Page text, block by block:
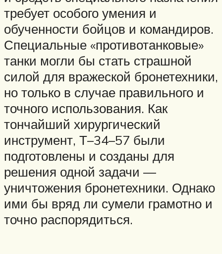
требует особого умения и
обученности бойцов и командиров.
Специальные «противотанковые»
танки могли бы стать страшной
силой для вражеской бронетехники,
но только в случае правильного и
точного использования. Как
тончайший хирургический
инструмент, Т–34–57 были
подготовлены и созданы для
решения одной задачи —
уничтожения бронетехники. Однако
ими бы вряд ли сумели грамотно и
точно распорядиться.